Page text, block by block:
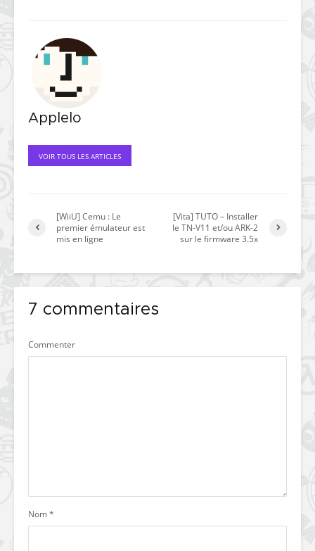
Applelo
VOIR TOUS LES ARTICLES
[WiiU] Cemu : Le
premier émulateur est
mis en ligne
[Vita] TUTO – Installer
le TN-V11 et/ou ARK-2
sur le firmware 3.5x
7 commentaires
Commenter
Nom*